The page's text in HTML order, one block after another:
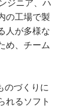
の工場で製
人が多様な
め、チーム
のづくりに
れるソフト